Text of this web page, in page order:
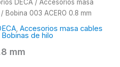
DECA / Accesorios masa
/ Bobina 003 ACERO 0.8 mm
, Accesorios masa cables
Bobinas de hilo
mm